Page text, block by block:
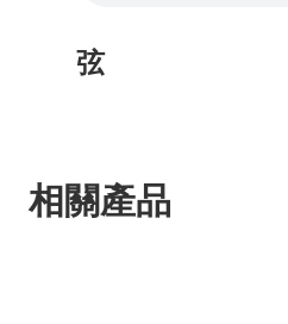
弦
相關產品